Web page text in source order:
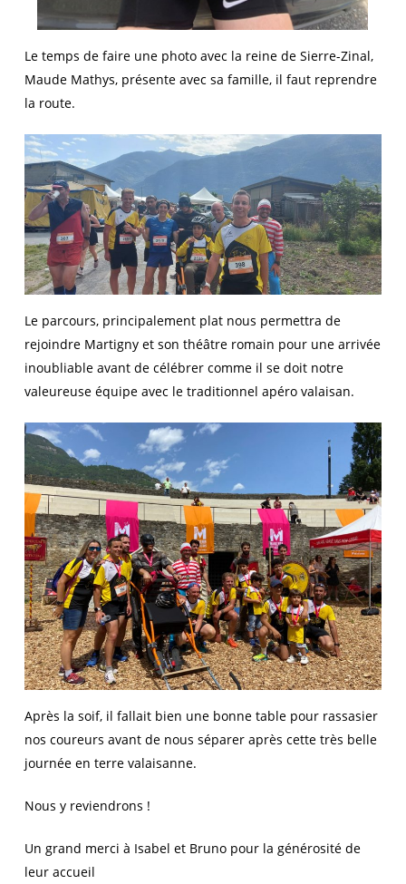
Le temps de faire une photo avec la reine de Sierre-Zinal,
Maude Mathys, présente avec sa famille, il faut reprendre
la route.
Le parcours, principalement plat nous permettra de
rejoindre Martigny et son théâtre romain pour une arrivée
inoubliable avant de célébrer comme il se doit notre
valeureuse équipe avec le traditionnel apéro valaisan.
Après la soif, il fallait bien une bonne table pour rassasier
nos coureurs avant de nous séparer après cette très belle
journée en terre valaisanne.
Nous y reviendrons !
Un grand merci à Isabel et Bruno pour la générosité de
leur accueil